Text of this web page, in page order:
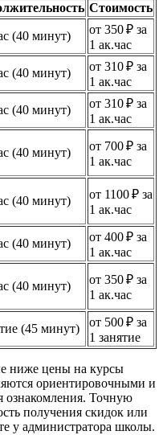
Стоимость
(40 минут)
от 350 ₽ за
1 ак.час
(40 минут)
от 310 ₽ за
1 ак.час
(40 минут)
от 310 ₽ за
1 ак.час
(40 минут)
от 700 ₽ за
1 ак.час
(40 минут)
от 1100 ₽ за
1 ак.час
(40 минут)
от 400 ₽ за
1 ак.час
(40 минут)
от 350 ₽ за
1 ак.час
(45 минут)
от 500 ₽ за
1 занятие
ниже цены на курсы
ориентировочными и
ознакомления. Точную
получения скидок или
у администратора школы.